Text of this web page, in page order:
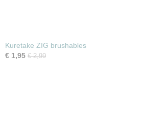
Kuretake ZIG brushables
€ 1,95 € 2,99